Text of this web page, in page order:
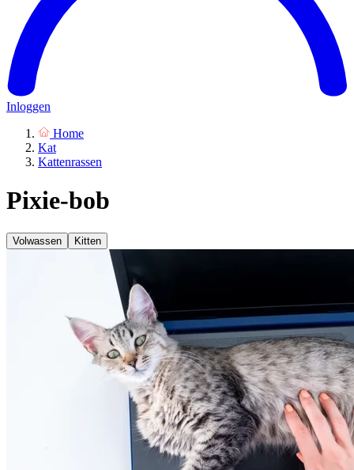
Inloggen
Home
Kat
Kattenrassen
Pixie-bob
Volwassen Kitten